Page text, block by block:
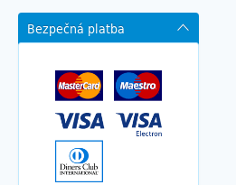
Bezpečná platba